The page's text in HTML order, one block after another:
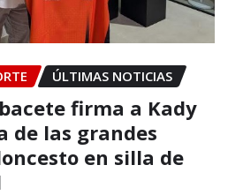
ÚLTIMAS NOTICIAS
firma a Kady
de las grandes
en silla de